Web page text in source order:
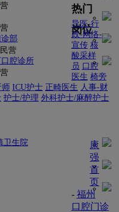
部
营
腔诊所
热门
岗位
导医-行
政-网络-
宣传 核
酸采样
员 口腔
医生 椅旁
ICU护士 正畸医生 人事-财
护士/护理 外科护士/麻醉护士
卫生院
康
强
首
页
- 福州
口腔门诊